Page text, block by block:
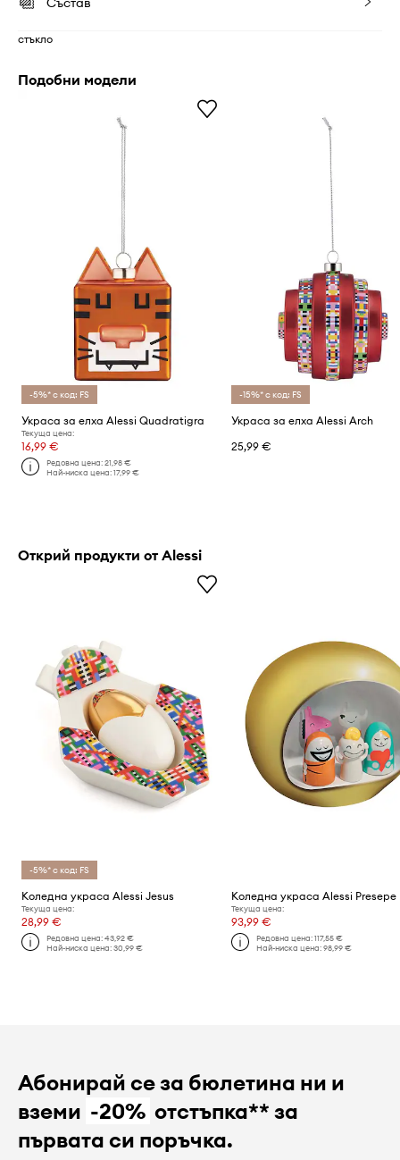
стъкло
Подобни модели
-5%* с код: FS
Украса за елха Alessi Quadratigra
Текуща цена:
16,99 €
Редовна цена:21,98 €
Най-ниска цена:17,99 €
-15%* с код: FS
Украса за елха Alessi Arch
25,99 €
Открий продукти от Alessi
-5%* с код: FS
Коледна украса Alessi Jesus
Текуща цена:
28,99 €
Редовна цена:43,92 €
Най-ниска цена:30,99 €
Коледна украса Alessi Presepe
Текуща цена:
93,99 €
Редовна цена: 117,55 €
Най-ниска цена: 98,99 €
Абонирай се за бюлетина ни и
вземи -20% отстъпка** за
първата си поръчка.